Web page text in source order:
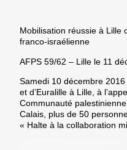
Mobilisation réussie à Lille
franco-israélienne
AFPS 59/62 – Lille le 11
Samedi 10 décembre 2016
et d’Euralille à Lille, à
Communauté
Calais, plus de 50
« Halte à la collaboration